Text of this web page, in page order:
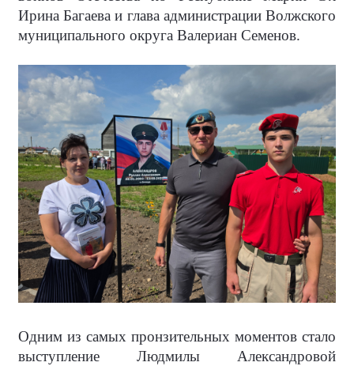
Ирина Багаева и глава администрации Волжского
муниципального округа Валериан Семенов.
Одним из самых пронзительных моментов стало
выступление Людмилы Александровой